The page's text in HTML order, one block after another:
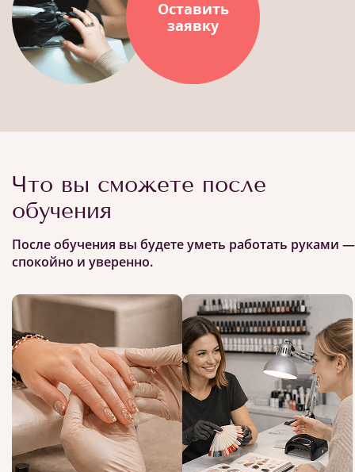
Оставить
заявку
Что вы сможете после
обучения
После обучения вы будете уметь работать руками —
спокойно и уверенно.